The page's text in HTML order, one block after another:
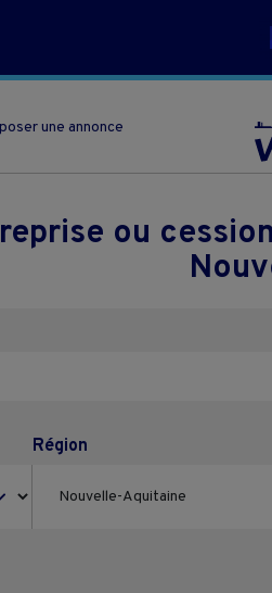
une annonce
ou
Région